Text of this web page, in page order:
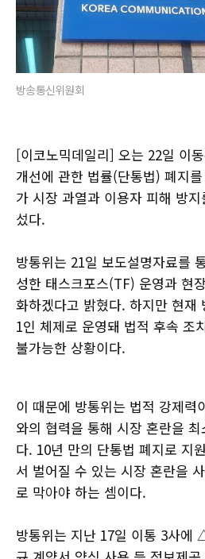
방송통신위원회
[이코노믹데일리] 오는 22일 이
개선에 관한 법률(단통법) 폐지
가 시장 과열과 이용자 피해 방
섰다.
방통위는 21일 보도설명자료를
성한 태스크포스(TF) 운영과 현
화하겠다고 밝혔다. 하지만 현재
1인 체제로 운영돼 법적 후속 조
불가능한 상황이다.
이 때문에 방통위는 법적 강제력
와의 협력을 통해 시장 혼란을
다. 10년 만의 단통법 폐지로 지
서 벌어질 수 있는 시장 혼란을
로 막아야 하는 셈이다.
방통위는 지난 17일 이통 3사